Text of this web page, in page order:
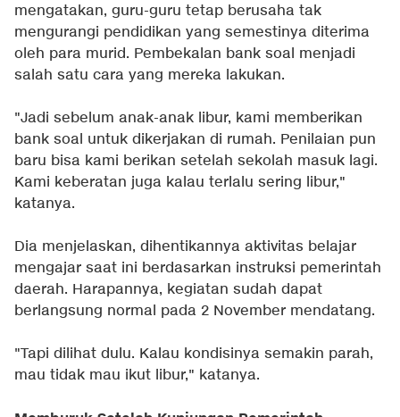
mengatakan, guru-guru tetap berusaha tak
mengurangi pendidikan yang semestinya diterima
oleh para murid. Pembekalan bank soal menjadi
salah satu cara yang mereka lakukan.
"Jadi sebelum anak-anak libur, kami memberikan
bank soal untuk dikerjakan di rumah. Penilaian pun
baru bisa kami berikan setelah sekolah masuk lagi.
Kami keberatan juga kalau terlalu sering libur,"
katanya.
Dia menjelaskan, dihentikannya aktivitas belajar
mengajar saat ini berdasarkan instruksi pemerintah
daerah. Harapannya, kegiatan sudah dapat
berlangsung normal pada 2 November mendatang.
"Tapi dilihat dulu. Kalau kondisinya semakin parah,
mau tidak mau ikut libur," katanya.